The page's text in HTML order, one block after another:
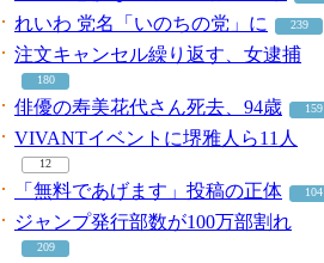
れいわ 党名「いのちの党」に 239
注文キャンセル繰り返す、女逮捕
180
俳優の寿美花代さん死去、94歳 159
VIVANTイベントに堺雅人ら11人
12
「無料であげます」投稿の正体 104
ジャンプ発行部数が100万部割れ
209